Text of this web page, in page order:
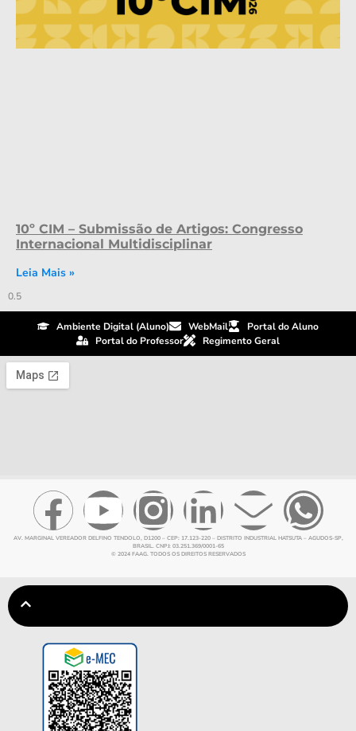
10º CIM – Submissão de Artigos: Congresso
Internacional Multidisciplinar
Leia Mais »
Ambiente Digital (Aluno) WebMail
Portal do Aluno
Portal do Professor
Regimento Geral
AV. MARGINAL VEREADOR DELFINO TENDOLO, D1200 – CEP: 17.123-220 – DISTRITO INDUSTRIAL HATSUTA – AGUDOS-SP,
BRASIL. CNPJ: 03.251.369/0001-65
© 2024 FAAG. TODOS OS DIREITOS RESERVADOS